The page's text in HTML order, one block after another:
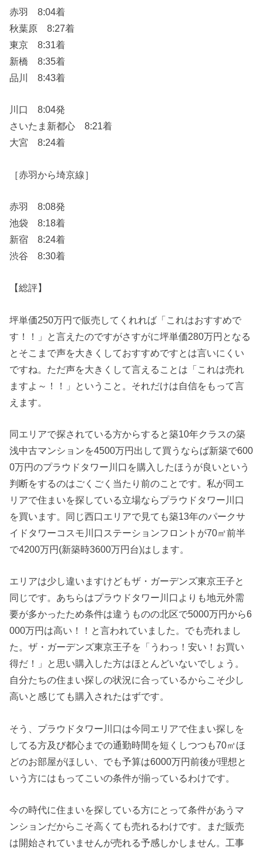
赤羽 8:04着
秋葉原 8:27着
東京 8:31着
新橋 8:35着
品川 8:43着
川口 8:04発
さいたま新都心 8:21着
大宮 8:24着
［赤羽から埼京線］
赤羽 8:08発
池袋 8:18着
新宿 8:24着
渋谷 8:30着
【総評】
坪単価250万円で販売してくれれば「これはおすすめで
す！！」と言えたのですがさすがに坪単価280万円となる
とそこまで声を大きくしておすすめですとは言いにくい
ですね。ただ声を大きくして言えることは「これは売れ
ますよ～！！」ということ。それだけは自信をもって言
えます。
同エリアで探されている方からすると築10年クラスの築
浅中古マンションを4500万円出して買うならば新築で600
0万円のプラウドタワー川口を購入したほうが良いという
判断をするのはごくごく当たり前のことです。私が同エ
リアで住まいを探している立場ならプラウドタワー川口
を買います。同じ西口エリアで見ても築13年のパークサ
イドタワーコスモ川口ステーションフロントが70㎡前半
で4200万円(新築時3600万円台)はします。
エリアは少し違いますけどもザ・ガーデンズ東京王子と
同じです。あちらはプラウドタワー川口よりも地元外需
要が多かったため条件は違うものの北区で5000万円から6
000万円は高い！！と言われていました。でも売れまし
た。ザ・ガーデンズ東京王子を「うわっ！安い！お買い
得だ！」と思い購入した方はほとんどいないでしょう。
自分たちの住まい探しの状況に合っているからこそ少し
高いと感じても購入されたはずです。
そう、プラウドタワー川口は今同エリアで住まい探しを
してる方及び都心までの通勤時間を短くしつつも70㎡ほ
どのお部屋がほしい、でも予算は6000万円前後が理想と
いう方にはもってこいの条件が揃っているわけです。
今の時代に住まいを探している方にとって条件があうマ
ンションだからこそ高くても売れるわけです。まだ販売
は開始されていませんが売れる予感しかしません。工事